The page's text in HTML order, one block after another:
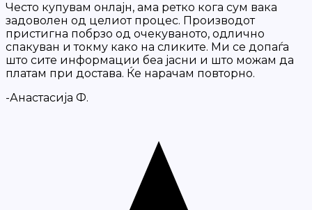
Често купувам онлајн, ама ретко кога сум вака
задоволен од целиот процес. Производот
пристигна побрзо од очекуваното, одлично
спакуван и токму како на сликите. Ми се допаѓа
што сите информации беа јасни и што можам да
платам при достава. Ќе нарачам повторно.
-Анастасија Ф.